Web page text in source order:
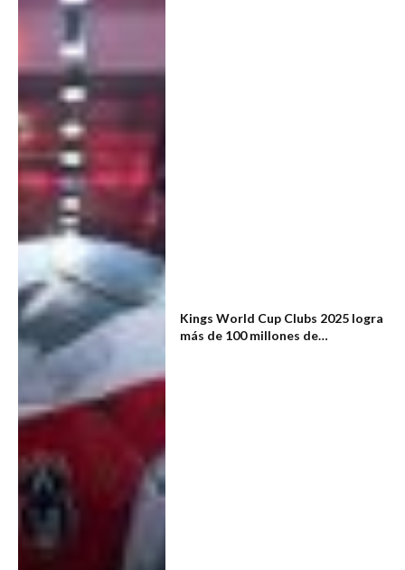
Kings World Cup Clubs 2025 logra
más de 100 millones de